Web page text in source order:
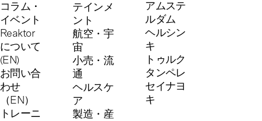
コラム・
イベント
Reaktor
について
(EN)
お問い合
わせ
（EN）
トレーニ
テインメ
ント
航空・宇
宙
小売・流
通
ヘルスケ
ア
製造・産
アムステ
ルダム
ヘルシン
キ
トゥルク
タンペレ
セイナヨ
キ